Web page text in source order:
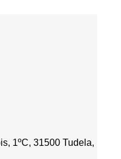
1ºC, 31500 Tudela,